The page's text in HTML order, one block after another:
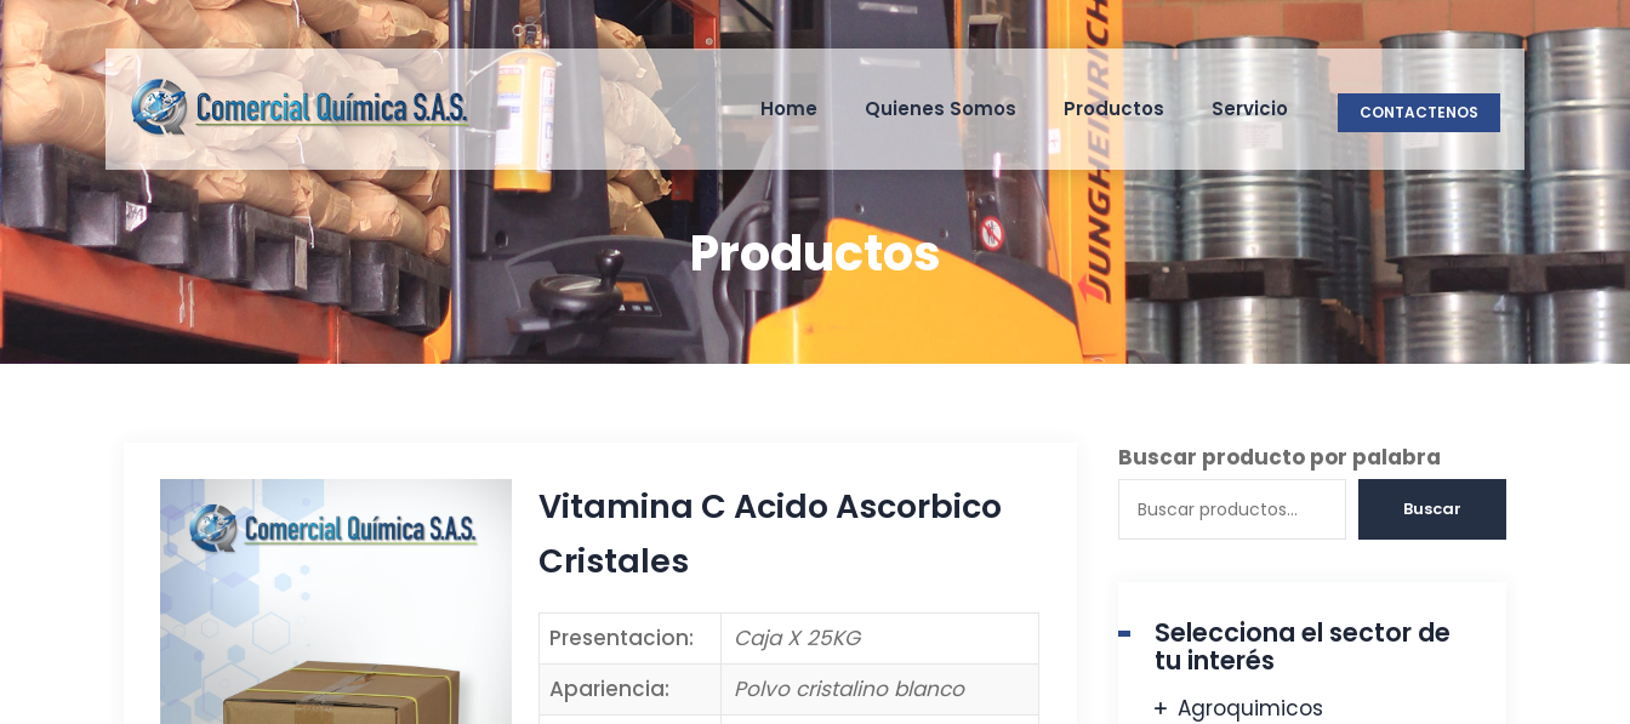
CONTACTENOS
Home Quienes Somos Productos Servicio
Productos
Vitamina C Acido Ascorbico
Cristales
Presentacion:
Caja X 25KG
Apariencia:
Polvo cristalino blanco
Buscar producto por palabra
Buscar
Selecciona el sector de
tu interés
Agroquimicos